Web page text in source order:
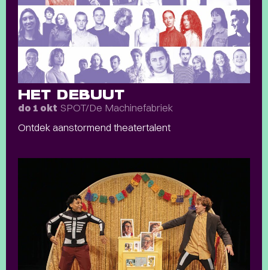
HET DEBUUT
do 1 okt SPOT/De Machinefabriek
Ontdek aanstormend theatertalent